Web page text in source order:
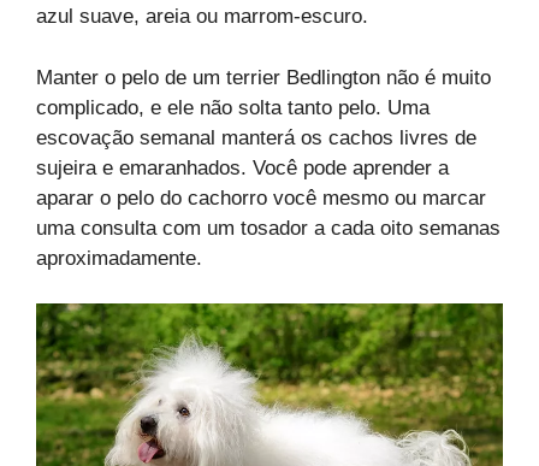
azul suave, areia ou marrom-escuro.
Manter o pelo de um terrier Bedlington não é muito
complicado, e ele não solta tanto pelo. Uma
escovação semanal manterá os cachos livres de
sujeira e emaranhados. Você pode aprender a
aparar o pelo do cachorro você mesmo ou marcar
uma consulta com um tosador a cada oito semanas
aproximadamente.